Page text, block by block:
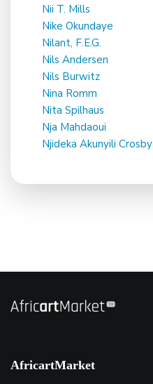
Nii T. Mills
Nike Okundaye
Nilant, F.E.G.
Nils Andersen
Nils Burwitz
Nina Romm
Nita Spilhaus
Nja Mahdaoui
Njideka Akunyili Crosby
AfricartMarket